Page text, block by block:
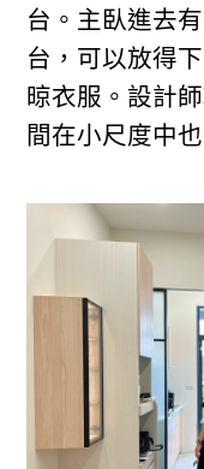
台。主臥進去
台，可以放得
晾衣服。設計
間在小尺度中